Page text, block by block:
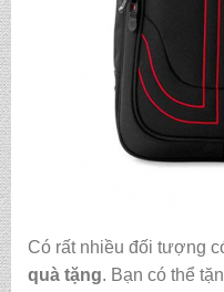
Có rất nhiều đối tượng
quà tặng. Bạn có thể